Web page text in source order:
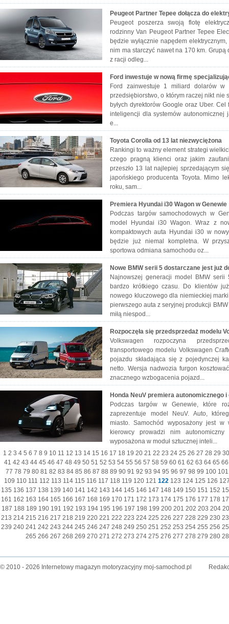
Peugeot Partner Tepee dołącza do
Peugeot poszerza swoją flotę
rodzinny Van Peugeot Partner Tepee
będzie wyłącznie napędem
nim ma starczyć nawet na 170 km.
z racji odleg...
Ford inwestuje w nową firmę
Ford zainwestuje 1 miliard dolarów w
przedsiębiorstwo, o którym raczej nikt nie
byłych dyrektorów Google oraz Uber.
inteligencji dla systemów autonomicznej
e...
Toyota Corolla od 13 lat niezwyciężona
Rankingi to ważny element strategi
czego pragną klienci oraz jakim
przeszło 13 lat najlepiej sprzedającym
japońskiego producenta Toyota. Mimo
roku, sam...
Premiera Hyundai i30 Wagon w Genewie
Podczas targów samochodowych w
model Hyundai i30 Wagon. Wraz z
kompaktowych auta Hyundai i30 w
będzie już niemal kompletna. W
sportowa odmiana samochodu oz...
Nowe BMW serii 5 dostarczane jest już
Najnowszej generacji model BMW
bardzo krótkiego czasu. Do klientów
nowego kluczowego dla niemieckiej
pierwszego auta z seryjnej produkcji
miłą niespod...
Rozpoczęła się przedsprzedaż modelu
Volkswagen rozpoczyna
transportowego modelu Volkswagen
pojazdu składająca się z pojedynczej
netto. Wersja nadwozia furgon
znacznego wzbogacenia pojazd...
Honda NeuV premiera autonomicznego
Podczas targów w Genewie, które
zaprezentuje model NeuV. Auto,
miasto. Samochód wyposażony jest
kierowcy prowadzi nim
wyposażona w moduł sztucznej inteli...
1 2 3 4 5 6 7 8 9 10 11 12 13 14 15 16 17 18 19 20 21 22 23 24 25 26 27 28 29 30
41 42 43 44 45 46 47 48 49 50 51 52 53 54 55 56 57 58 59 60 61 62 63 64 65 66
77 78 79 80 81 82 83 84 85 86 87 88 89 90 91 92 93 94 95 96 97 98 99 100 101
109 110 111 112 113 114 115 116 117 118 119 120 121 122 123 124 125 126
135 136 137 138 139 140 141 142 143 144 145 146 147 148 149 150 151 152
161 162 163 164 165 166 167 168 169 170 171 172 173 174 175 176 177 178
187 188 189 190 191 192 193 194 195 196 197 198 199 200 201 202 203 204
213 214 215 216 217 218 219 220 221 222 223 224 225 226 227 228 229 230
239 240 241 242 243 244 245 246 247 248 249 250 251 252 253 254 255 256
265 266 267 268 269 270 271 272 273 274 275 276 277 278 279 280
© 2010 - 2026 Internetowy magazyn motoryzacyjny moj-samochod.pl